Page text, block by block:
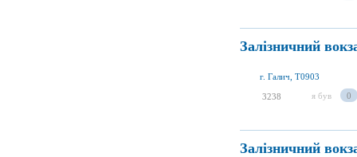
Залізничний
г. Галич, T0903
3238 я був 0
Залізничний